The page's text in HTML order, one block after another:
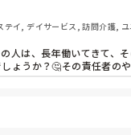
職で新規のご利用者
そうだからと、責任
イ, デイサービス, 訪問介護,
人は、長年働いてきて、
ょうか？🤔その責任者の